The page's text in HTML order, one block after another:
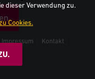
Impressum
Kontakt
dieser Verwendung zu.
Cookies.